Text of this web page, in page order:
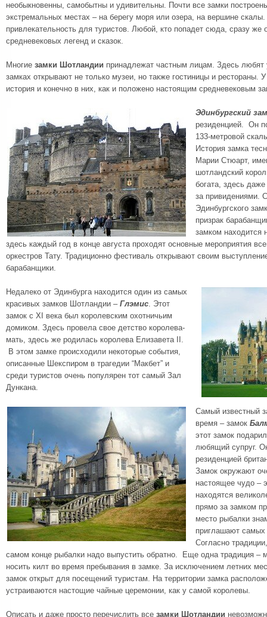
необыкновенны, самобытны и удивительны. Почти все замки
экстремальных местах – на берегу моря или озера, на вершине
привлекательность для туристов. Любой, кто попадет сюда, сразу же
средневековых легенд и сказок.
Многие замки Шотландии принадлежат частным лицам. Здесь любят
замках открывают не только музеи, но также гостиницы и рестораны.
история и конечно в них, как и положено настоящим средневековым
Эдинбургский
резиденцией. Он
133-метровой
История замка
Марии Стюарт,
шотландский
богата, здесь
за привидениями.
Эдинбургского
призрак
замком
здесь каждый год в конце августа проходят основные мероприятия
оркестров Тату. Традиционно фестиваль открывают своим
барабанщики.
Недалеко от Эдинбурга находится один из самых
красивых замков Шотландии – Глэмис. Этот
замок с XI века был королевским охотничьим
домиком. Здесь провела свое детство королева-
мать, здесь же родилась королева Елизавета II.
В этом замке происходили некоторые события,
описанные Шекспиром в трагедии “Макбет” и
среди туристов очень популярен тот самый Зал
Дункана.
Самый известный
время – замок
этот замок
любящий супруг.
резиденцией
Замок окружают
настоящее чудо –
находятся
прямо за замком
место рыбалки
приглашают самых
Согласно
самом конце рыбалки надо выпустить обратно. Еще одна традиция –
носить килт во время пребывания в замке. За исключением летних
замок открыт для посещений туристам. На территории замка
устраиваются настощие чайные церемонии, как у самой королевы.
Описать и даже просто перечислить все замки Шотландии